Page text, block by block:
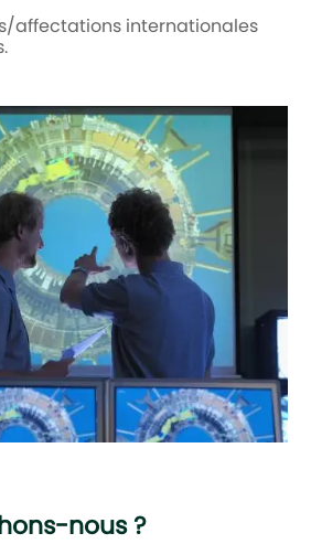
affectations internationales
nous ?